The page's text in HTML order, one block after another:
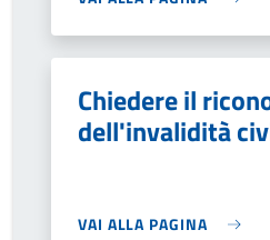
Chiedere il
dell'invalidità
VAI ALLA PAGINA